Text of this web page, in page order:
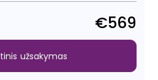
€569
užsakymas